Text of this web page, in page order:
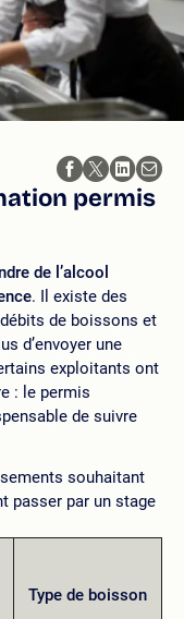
permis
de l’alcool
. Il existe des
de boissons et
d’envoyer une
exploitants ont
: le permis
de suivre
souhaitant
passer par un stage
Type de boisson